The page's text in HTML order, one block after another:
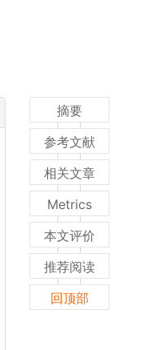
摘要
参考文献
相关文章
Metrics
本文评价
推荐阅读
回顶部